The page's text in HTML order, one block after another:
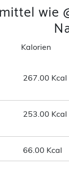
wie
Kalorien
267.00 Kcal
253.00 Kcal
66.00 Kcal